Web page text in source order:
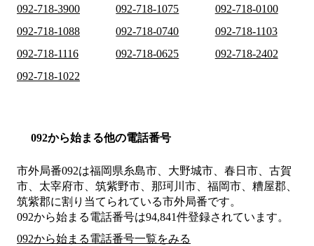
092-718-3900
092-718-1075
092-718-0100
092-718-1088
092-718-0740
092-718-1103
092-718-1116
092-718-0625
092-718-2402
092-718-1022
092から始まる他の電話番号
市外局番092は福岡県糸島市、大野城市、春日市、古賀
市、太宰府市、筑紫野市、那珂川市、福岡市、糟屋郡、
筑紫郡に割り当てられている市外局番です。
092から始まる電話番号は94,841件登録されています。
092から始まる電話番号一覧をみる